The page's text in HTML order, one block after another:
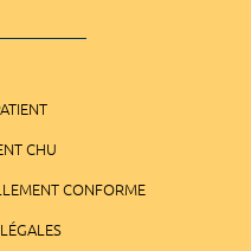
CHU
CONFORME